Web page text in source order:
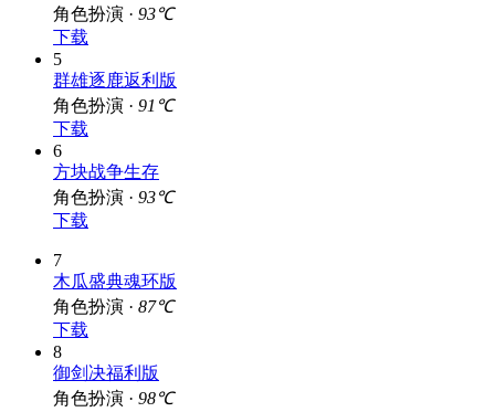
角色扮演 · 93℃
下载
5
群雄逐鹿返利版
角色扮演 · 91℃
下载
6
方块战争生存
角色扮演 · 93℃
下载
7
木瓜盛典魂环版
角色扮演 · 87℃
下载
8
御剑决福利版
角色扮演 · 98℃